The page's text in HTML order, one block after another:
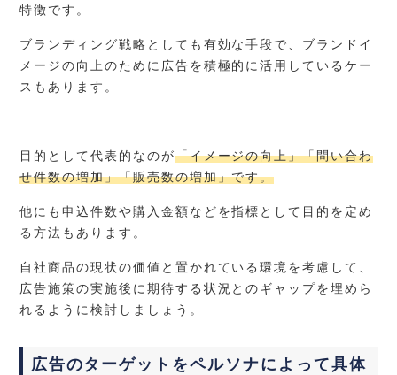
特徴です。
ブランディング戦略としても有効な手段で、ブランドイ
メージの向上のために広告を積極的に活用しているケー
スもあります。
目的として代表的なのが「イメージの向上」「問い合わ
せ件数の増加」「販売数の増加」です。
他にも申込件数や購入金額などを指標として目的を定め
る方法もあります。
自社商品の現状の価値と置かれている環境を考慮して、
広告施策の実施後に期待する状況とのギャップを埋めら
れるように検討しましょう。
広告のターゲットをペルソナによって具体